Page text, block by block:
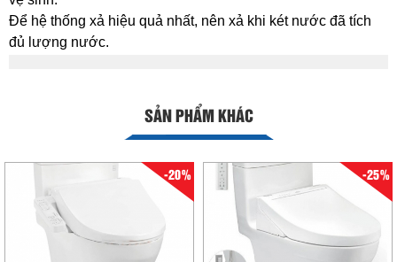
Để hệ thống xả hiệu quả nhất, nên xả khi két nước đã tích
đủ lượng nước.
SẢN PHẨM KHÁC
-20% -25%